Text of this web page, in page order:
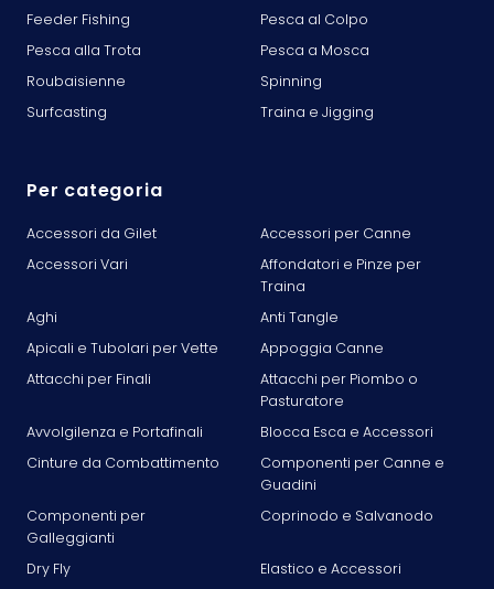
Feeder Fishing
Pesca al Colpo
Pesca alla Trota
Pesca a Mosca
Roubaisienne
Spinning
Surfcasting
Traina e Jigging
Per categoria
Accessori da Gilet
Accessori per Canne
Accessori Vari
Affondatori e Pinze per
Traina
Aghi
Anti Tangle
Apicali e Tubolari per Vette
Appoggia Canne
Attacchi per Finali
Attacchi per Piombo o
Pasturatore
Avvolgilenza e Portafinali
Blocca Esca e Accessori
Cinture da Combattimento
Componenti per Canne e
Guadini
Componenti per
Galleggianti
Coprinodo e Salvanodo
Dry Fly
Elastico e Accessori